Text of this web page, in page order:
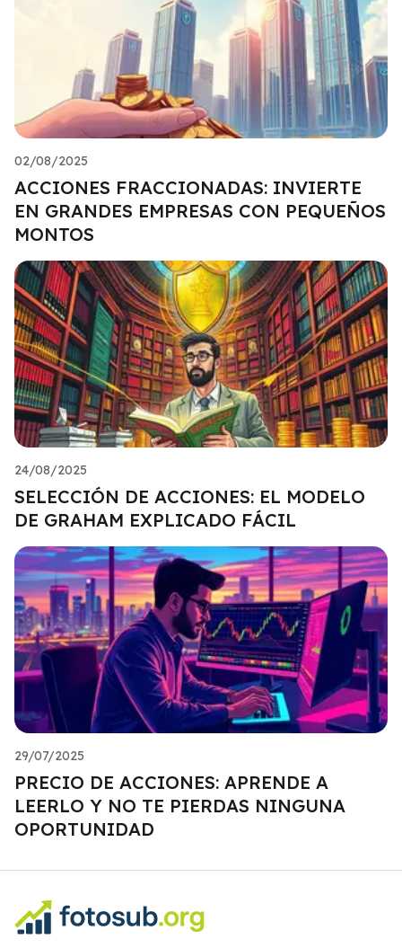
02/08/2025
ACCIONES FRACCIONADAS: INVIERTE
EN GRANDES EMPRESAS CON PEQUEÑOS
MONTOS
24/08/2025
SELECCIÓN DE ACCIONES: EL MODELO
DE GRAHAM EXPLICADO FÁCIL
29/07/2025
PRECIO DE ACCIONES: APRENDE A
LEERLO Y NO TE PIERDAS NINGUNA
OPORTUNIDAD